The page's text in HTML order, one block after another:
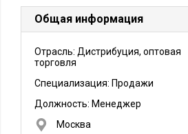
производителей.Количество
Более 500 человекМиссия компании:
Продвижение и внедрение
высококачественного компьютерного
российский рынок с целью
успеха бизнеса и роста экономики
деятельности:Дистрибуция. Работа с
продажи. Работа с корпоративными
клиентами
Общая информация
Отрасль: Дистрибуция, оптовая
торговля
Специализация: Продажи
Должность: Менеджер
Москва